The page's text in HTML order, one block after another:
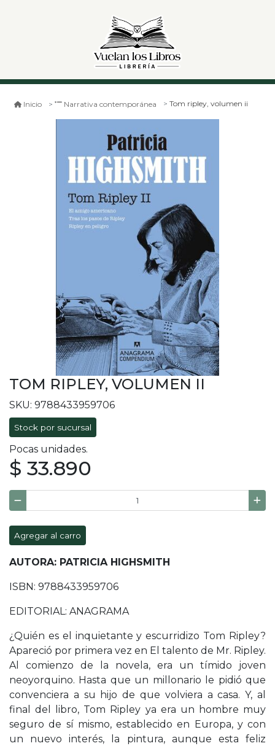
Inicio Narrativa contemporánea Tom ripley, volumen ii
TOM RIPLEY, VOLUMEN II
SKU: 9788433959706
Stock por sucursal
Pocas unidades.
$ 33.890
Agregar al carro
AUTORA: PATRICIA HIGHSMITH
ISBN: 9788433959706
EDITORIAL: ANAGRAMA
¿Quién es el inquietante y escurridizo Tom Ripley?
Apareció por primera vez en El talento de Mr. Ripley.
Al comienzo de la novela, era un tímido joven
neoyorquino. Hasta que un millonario le pidió que
convenciera a su hijo de que volviera a casa. Y, al
final del libro, Tom Ripley ya era un hombre muy
seguro de sí mismo, establecido en Europa, y con
un nuevo interés, la pintura, aunque esta feliz